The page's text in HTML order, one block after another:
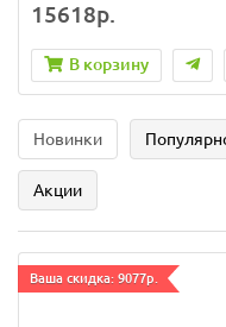
15618р.
В корзину
Новинки
Акции
Ваша скидка: 9077р.